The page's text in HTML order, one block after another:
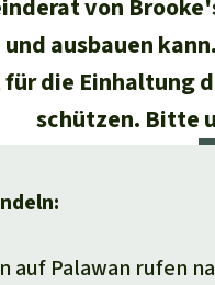
von
ausbauen
die Einhaltung
schützen. Bitte
auf Palawan rufen